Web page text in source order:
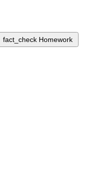
fact_check Homework